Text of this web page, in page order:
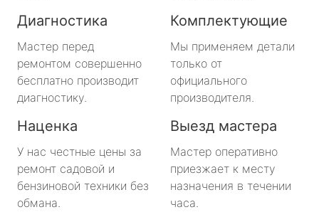
Диагностика
Мастер перед
ремонтом совершенно
бесплатно производит
диагностику.
Комплектующие
Мы применяем детали
только от
официального
производителя.
Наценка
У нас честные цены за
ремонт садовой и
бензиновой техники без
обмана.
Выезд мастера
Мастер оперативно
приезжает к месту
назначения в течении
часа.